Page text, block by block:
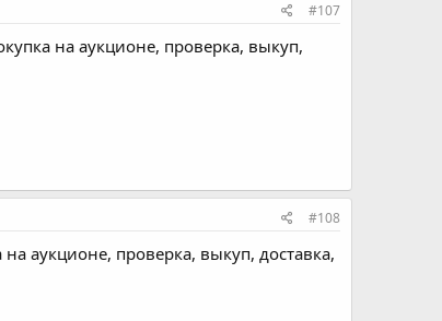
#107
на аукционе, проверка, выкуп,
#108
аукционе, проверка, выкуп, доставка,